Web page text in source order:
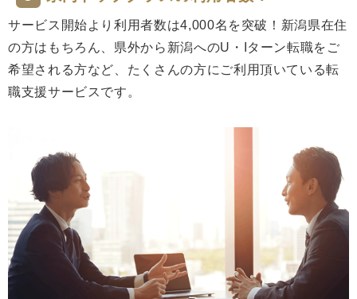
サービス開始より利用者数は4,000名を突破！新潟県在住
の方はもちろん、県外から新潟へのU・Iターン転職をご
希望される方など、たくさんの方にご利用頂いている転
職支援サービスです。